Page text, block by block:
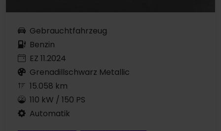
Gebrauchtfahrzeug
Benzin
EZ 11.2024
Grenadillschwarz Metallic
15.058 km
110 kW / 150 PS
Automatik